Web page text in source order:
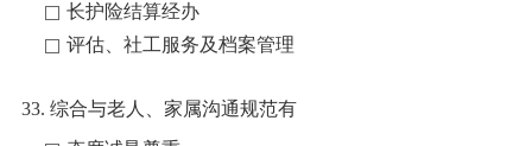
长护险结算经办
评估、社工服务及档案管理
33. 综合与老人、家属沟通规范有